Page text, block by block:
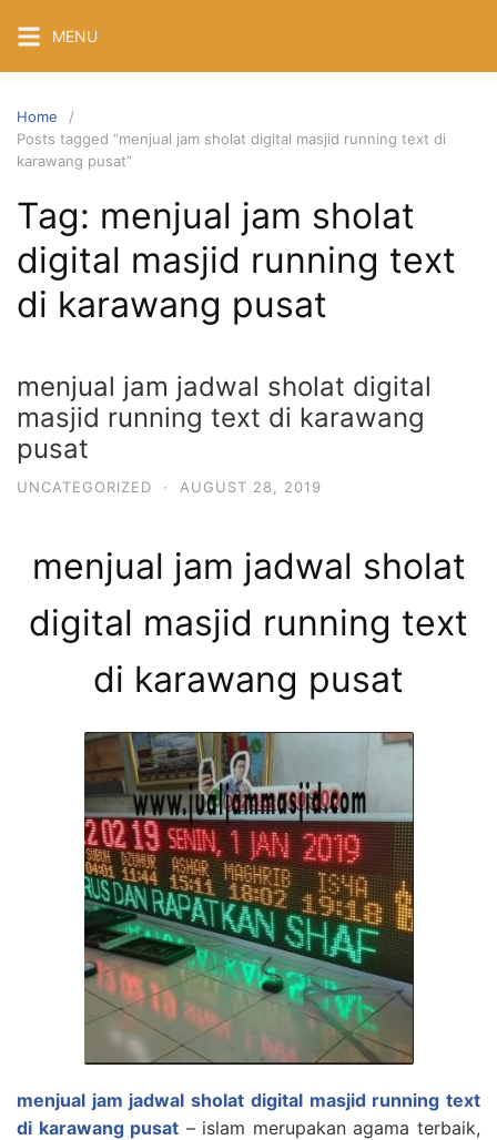
content
MENU
Home
Posts tagged “menjual jam sholat digital masjid running text di
karawang pusat”
Tag: menjual jam sholat
digital masjid running text
di karawang pusat
menjual jam jadwal sholat digital
masjid running text di karawang
pusat
UNCATEGORIZED · AUGUST 28, 2019
menjual jam jadwal sholat
digital masjid running text
di karawang pusat
menjual jam jadwal sholat digital masjid running text
di karawang pusat – islam merupakan agama terbaik,